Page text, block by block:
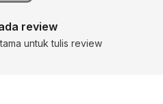
review
untuk tulis review